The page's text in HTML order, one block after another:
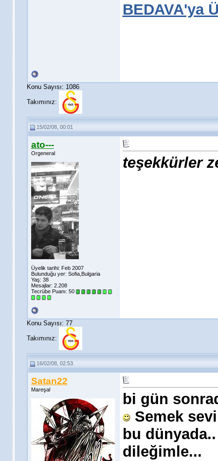
BEDAVA'ya
Konu Sayısı: 1086
Takımınız:
15/02/08, 00:01
ato---
Orgeneral
Üyelik tarihi: Feb 2007
Bulunduğu yer: Sofia,Bulgaria
Yaş: 38
Mesajlar: 2.208
Tecrübe Puanı: 50
teşekkürler
Konu Sayısı: 77
Takımınız:
16/02/08, 02:53
Satan22
Mareşal
bi gün
Semek
bu
dileğimle...